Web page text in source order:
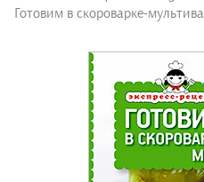
Готовим в скороварке-